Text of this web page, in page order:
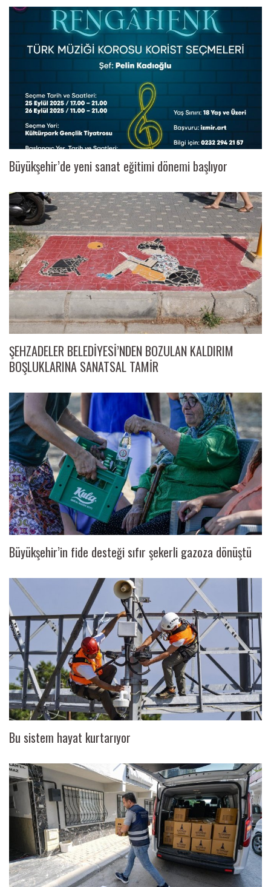
Büyükşehir’de yeni sanat eğitimi dönemi başlıyor
ŞEHZADELER BELEDİYESİ’NDEN BOZULAN KALDIRIM
BOŞLUKLARINA SANATSAL TAMİR
Büyükşehir’in fide desteği sıfır şekerli gazoza dönüştü
Bu sistem hayat kurtarıyor